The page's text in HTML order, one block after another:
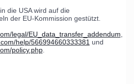
die USA wird auf die
der EU-Kommission gestützt.
legal/EU_data_transfer_addendum
help/566994660333381 und
policy.php.